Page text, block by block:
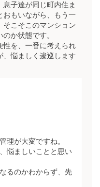
息子達が同じ町内住ま
おもいながら、もう一
そこそこのマンション
か状態です。
性を、一番に考えられ
、悩ましく逡巡します
理が大変ですね。
悩ましいことと思い
るのかわからず、先